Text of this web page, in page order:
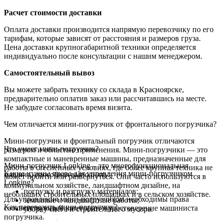
Расчет стоимости доставки
Оплата доставки производится напрямую перевозчику по его
тарифам, которые зависят от расстояния и размеров груза.
Цена доставки крупногабаритной техники определяется
индивидуально после консультации с нашим менеджером.
Самостоятельный вывоз
Вы можете забрать технику со склада в Красноярске,
предварительно оплатив заказ или рассчитавшись на месте.
Не забудьте согласовать время визита.
Чем отличается мини-погрузчик от фронтального погрузчика?
Мини-погрузчик и фронтальный погрузчик отличаются
размером и областью применения. Мини-погрузчики — это
компактные и маневренные машины, предназначенные для
работы в стесненных условиях, где более крупная техника не
может пройти или развернуться. Они часто используются в
коммунальном хозяйстве, ландшафтном дизайне, на
небольших строительных площадках и в сельском хозяйстве.
Что умеет мини-погрузчик?
Мини-погрузчик Lonking – это многофункциональная
машина, способная выполнять:
погрузку и разгрузку материалов;
земляные и ландшафтные работы;
уборку снега и строительного мусора.
Какие нужны права для управления мини-погрузчиком
Lonking?
Для управления мини-погрузчиком необходимы права
соответствующей категории и удостоверение машиниста
погрузчика.
Как перевозить мини-погрузчик?